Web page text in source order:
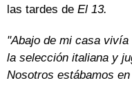
las tardes de El 13.
"Abajo de mi casa
la selección italiana y
Nosotros estábamos